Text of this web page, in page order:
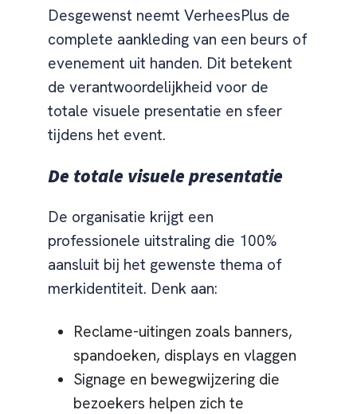
Desgewenst neemt VerheesPlus de
complete aankleding van een beurs of
evenement uit handen. Dit betekent
de verantwoordelijkheid voor de
totale visuele presentatie en sfeer
tijdens het event.
De totale visuele presentatie
De organisatie krijgt een
professionele uitstraling die 100%
aansluit bij het gewenste thema of
merkidentiteit. Denk aan:
Reclame-uitingen zoals banners,
spandoeken, displays en vlaggen
Signage en bewegwijzering die
bezoekers helpen zich te